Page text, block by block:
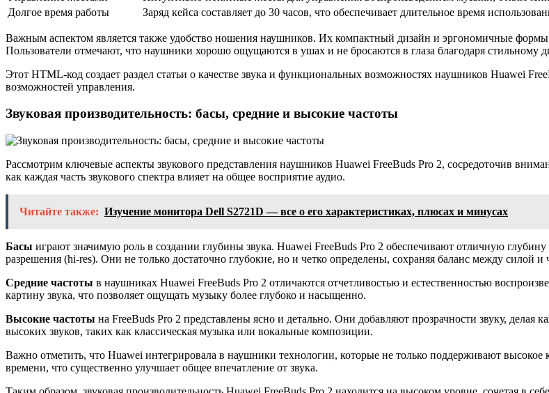
Долгое время работы
Заряд кейса составляет до 30 часов, что обеспечивает длительное время
Важным аспектом является также удобство ношения наушников. Их компактный дизайн и эргономичные
Пользователи отмечают, что наушники хорошо ощущаются в ушах и не бросаются в глаза благодаря стильному
Этот HTML-код создает раздел статьи о качестве звука и функциональных возможностях наушников Huawei
возможностей управления.
Звуковая производительность: басы, средние и высокие частоты
Рассмотрим ключевые аспекты звукового представления наушников Huawei FreeBuds Pro 2, сосредоточив
как каждая часть звукового спектра влияет на общее восприятие аудио.
Читайте также: Изучение монитора Dell S2721D — все о его характеристиках, плюсах и минусах
Басы играют значимую роль в создании глубины звука. Huawei FreeBuds Pro 2 обеспечивают отличную
разрешения (hi-res). Они не только достаточно глубокие, но и четко определены, сохраняя баланс между силой и
Средние частоты в наушниках Huawei FreeBuds Pro 2 отличаются отчетливостью и естественностью
картину звука, что позволяет ощущать музыку более глубоко и насыщенно.
Высокие частоты на FreeBuds Pro 2 представлены ясно и детально. Они добавляют прозрачности звуку,
высоких звуков, таких как классическая музыка или вокальные композиции.
Важно отметить, что Huawei интегрировала в наушники технологии, которые не только поддерживают
времени, что существенно улучшает общее впечатление от звука.